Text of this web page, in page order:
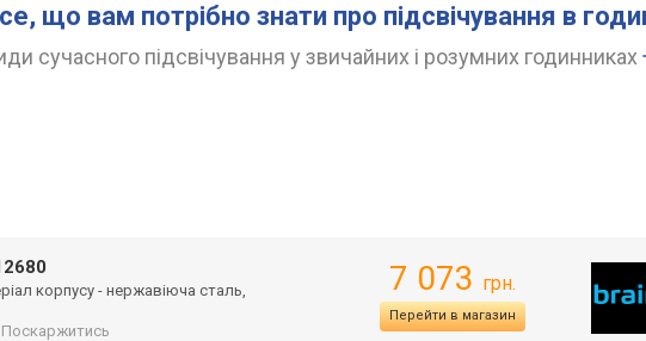
що вам потрібно знати про підсвічування в
сучасного підсвічування у звичайних і розумних годинниках
корпусу - нержавіюча сталь,
Поскаржитись
7 073 грн.
Перейти в магазин